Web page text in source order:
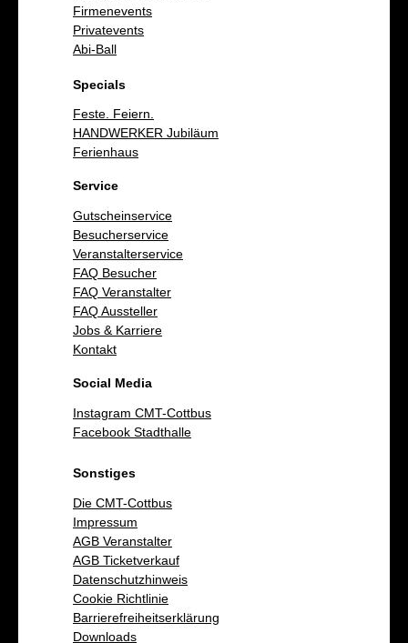
Firmenevents
Privatevents
Abi-Ball
Specials
Feste. Feiern.
HANDWERKER Jubiläum
Ferienhaus
Service
Gutscheinservice
Besucherservice
Veranstalterservice
FAQ Besucher
FAQ Veranstalter
FAQ Aussteller
Jobs & Karriere
Kontakt
Social Media
Instagram CMT-Cottbus
Facebook Stadthalle
Sonstiges
Die CMT-Cottbus
Impressum
AGB Veranstalter
AGB Ticketverkauf
Datenschutzhinweis
Cookie Richtlinie
Barrierefreiheitserklärung
Downloads